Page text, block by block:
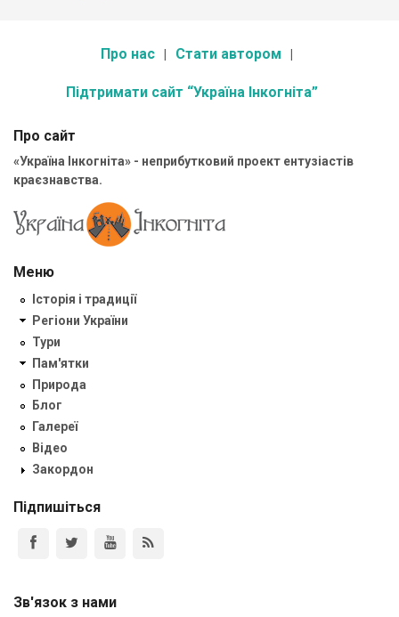
Про нас Стати автором
Підтримати сайт “Україна Інкогніта”
Про сайт
«Україна Інкогніта» - неприбутковий проект ентузіастів
краєзнавства.
Меню
Історія і традиції
Регіони України
Тури
Пам'ятки
Природа
Блог
Галереї
Відео
Закордон
Підпишіться
Зв'язок з нами